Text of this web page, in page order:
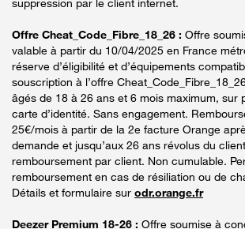
Offre Cheat_Code_Fibre_18_26 : Offre
valable à partir du 10/04/2025 en France
réserve d’éligibilité et d’équipements
souscription à l’offre
âgés de 18 à 26 ans et 6 mois maximum, sur
carte d’identité. Sans engagement.
25€/mois à partir de la 2e facture Orange
demande et jusqu’aux 26 ans révolus du
remboursement par client. Non cumulable.
remboursement en cas de résiliation ou de
Détails et formulaire sur odr.orange.fr
Deezer Premium 18-26 : Offre soumise à